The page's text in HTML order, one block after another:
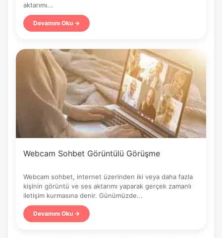
aktarımı...
Devamını Oku →
Webcam Sohbet Görüntülü Görüşme
Webcam sohbet, internet üzerinden iki veya daha fazla
kişinin görüntü ve ses aktarımı yaparak gerçek zamanlı
iletişim kurmasına denir. Günümüzde...
Devamını Oku →